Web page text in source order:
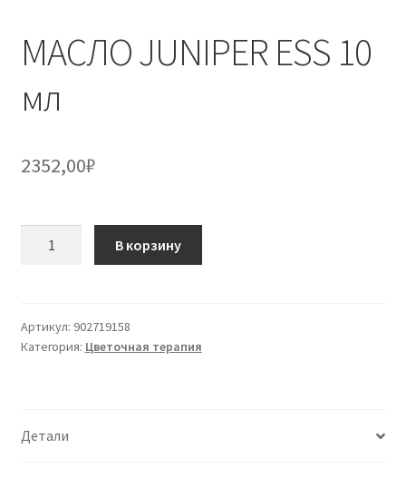
МАСЛО JUNIPER ESS 10
мл
2352,00₽
ESS
10
В корзину
Артикул: 902719158
Категория: Цветочная терапия
Детали